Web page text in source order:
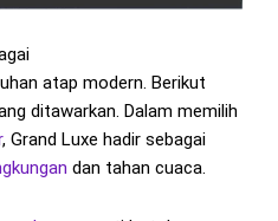
atap modern. Berikut
ditawarkan. Dalam memilih
, Grand Luxe hadir sebagai
dan tahan cuaca.